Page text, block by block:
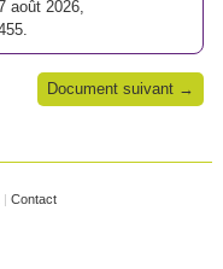
août 2026,
.
Document suivant →
| Contact